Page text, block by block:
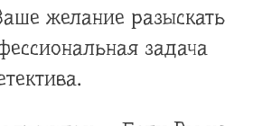
желание разыскать
задача